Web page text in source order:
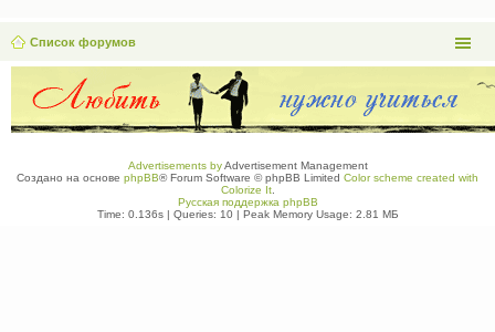
Список форумов
Advertisements byAdvertisement Management
Создано на основе phpBB® Forum Software © phpBB Limited Color scheme created with
Colorize It.
Русская поддержка phpBB
Time: 0.136s| Queries: 10| Peak Memory Usage: 2.81 МБ